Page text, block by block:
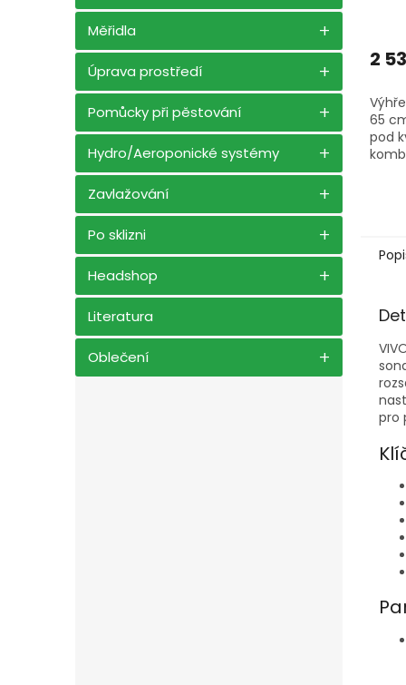
Měřidla
Úprava prostředí
Pomůcky při pěstování
Hydro/Aeroponické systémy
Zavlažování
Po sklizni
Headshop
Literatura
Oblečení
2
65
pod
pro